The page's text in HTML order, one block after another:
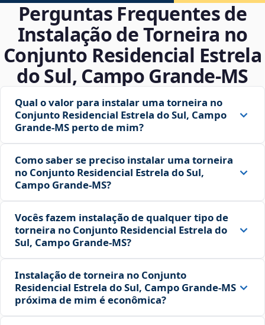
Perguntas Frequentes de
Instalação de Torneira no
Conjunto Residencial Estrela
do Sul, Campo Grande‑MS
Qual o valor para instalar uma torneira no
Conjunto Residencial Estrela do Sul, Campo
Grande‑MS perto de mim?
Como saber se preciso instalar uma torneira
no Conjunto Residencial Estrela do Sul,
Campo Grande‑MS?
Vocês fazem instalação de qualquer tipo de
torneira no Conjunto Residencial Estrela do
Sul, Campo Grande‑MS?
Instalação de torneira no Conjunto
Residencial Estrela do Sul, Campo Grande‑MS
próxima de mim é econômica?